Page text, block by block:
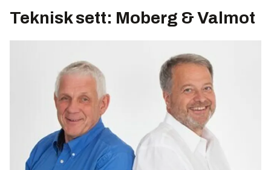
Teknisk sett: Moberg & Valmot